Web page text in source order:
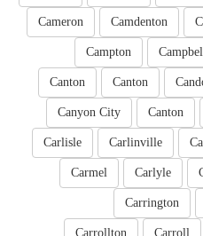
Camdenton
Cameron
Campton
Canton
Canton
Canton
Canyon City
Carlinville
Carlisle
Carlyle
Carmel
Carrington
Carroll
Carrollton